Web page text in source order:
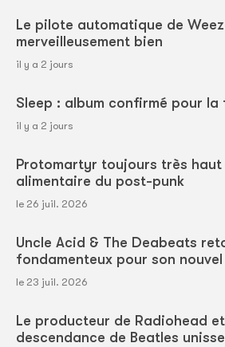
Le pilote automatique de
merveilleusement bien
il y a 2 jours
Sleep : album confirmé pour
il y a 2 jours
Protomartyr toujours très
alimentaire du post-punk
le 26 juil. 2026
Uncle Acid & The Deabeats
fondamenteux pour son nouvel
le 23 juil. 2026
Le producteur de Radiohead
descendance de Beatles